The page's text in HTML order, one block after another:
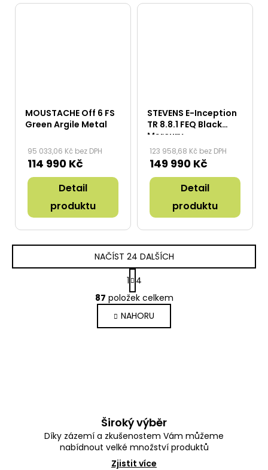
MOUSTACHE Off 6 FS
Green Argile Metal
95 033,06 Kč bez DPH
114 990 Kč
Detail
produktu
STEVENS E-Inception
TR 8.8.1 FEQ Black
Mercury
123 958,68 Kč bez DPH
149 990 Kč
Detail
produktu
O
v
l
á
y
v
ý
p
NAČÍST 24 DALŠÍCH
S
t
r
á
n
k
1
4
87 položek celkem
NAHORU
Široký výběr
Díky zázemí a zkušenostem Vám můžeme
nabídnout velké množství produktů
Zjistit více